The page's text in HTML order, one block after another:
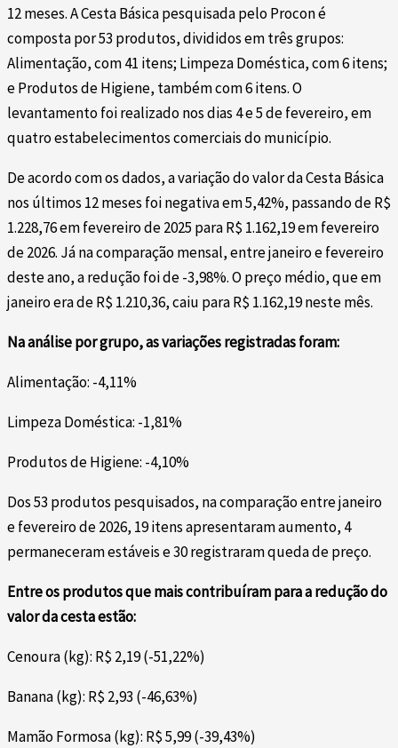
12 meses. A Cesta Básica pesquisada pelo Procon é
composta por 53 produtos, divididos em três grupos:
Alimentação, com 41 itens; Limpeza Doméstica, com 6 itens;
e Produtos de Higiene, também com 6 itens. O
levantamento foi realizado nos dias 4 e 5 de fevereiro, em
quatro estabelecimentos comerciais do município.
De acordo com os dados, a variação do valor da Cesta Básica
nos últimos 12 meses foi negativa em 5,42%, passando de R$
1.228,76 em fevereiro de 2025 para R$ 1.162,19 em fevereiro
de 2026. Já na comparação mensal, entre janeiro e fevereiro
deste ano, a redução foi de -3,98%. O preço médio, que em
janeiro era de R$ 1.210,36, caiu para R$ 1.162,19 neste mês.
Na análise por grupo, as variações registradas foram:
Alimentação: -4,11%
Limpeza Doméstica: -1,81%
Produtos de Higiene: -4,10%
Dos 53 produtos pesquisados, na comparação entre janeiro
e fevereiro de 2026, 19 itens apresentaram aumento, 4
permaneceram estáveis e 30 registraram queda de preço.
Entre os produtos que mais contribuíram para a redução do
valor da cesta estão:
Cenoura (kg): R$ 2,19 (-51,22%)
Banana (kg): R$ 2,93 (-46,63%)
Mamão Formosa (kg): R$ 5,99 (-39,43%)